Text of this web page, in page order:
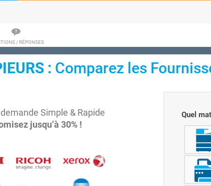
/ RÉPONSES
: Comparez les
Simple & Rapide
jusqu’à 30% !
Quel